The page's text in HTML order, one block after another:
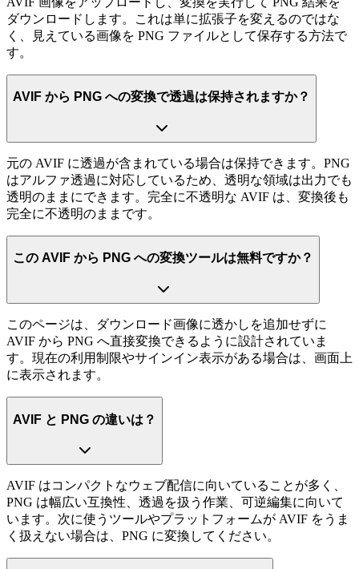
ダウンロードします。これは単に拡張子を変えるのではな
く、見えている画像を PNG ファイルとして保存する方法で
す。
AVIF から PNG への変換で透過は保持されますか？
元の AVIF に透過が含まれている場合は保持できます。PNG
はアルファ透過に対応しているため、透明な領域は出力でも
透明のままにできます。完全に不透明な AVIF は、変換後も
完全に不透明のままです。
この AVIF から PNG への変換ツールは無料ですか？
このページは、ダウンロード画像に透かしを追加せずに
AVIF から PNG へ直接変換できるように設計されていま
す。現在の利用制限やサインイン表示がある場合は、画面上
に表示されます。
AVIF と PNG の違いは？
AVIF はコンパクトなウェブ配信に向いていることが多く、
PNG は幅広い互換性、透過を扱う作業、可逆編集に向いて
います。次に使うツールやプラットフォームが AVIF をうま
く扱えない場合は、PNG に変換してください。